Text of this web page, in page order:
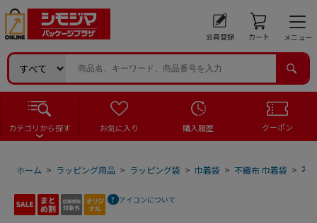
会員登録 カート メニュー
カテゴリから探す お気に入り 購入履歴 クーポン
ホーム > ラッピング用品 > ラッピング袋 > 巾着袋 > 不織布 巾着袋 > 不
アイコンについて